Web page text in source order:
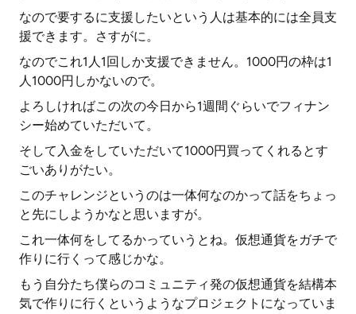
なので要するに支援したいという人は基本的には全員支
援できます。さすがに。
なのでこれ1人1回しか支援できません。1000円の枠は1
人1000円しかないので。
よろしければこの次の今日から1週間ぐらいでフィナン
シー始めていただいて。
そして入金をしていただいて1000円買ってくれるとす
ごいありがたい。
このチャレンジというのは一体何なのかって話をちょっ
と先にしようかなと思いますが。
これ一体何をしてるかっていうとね。仮想通貨をガチで
作りに行くって感じかな。
もう自分たち僕らのコミュニティ発の仮想通貨を結構本
気で作りに行くというようなプロジェクトになっていま